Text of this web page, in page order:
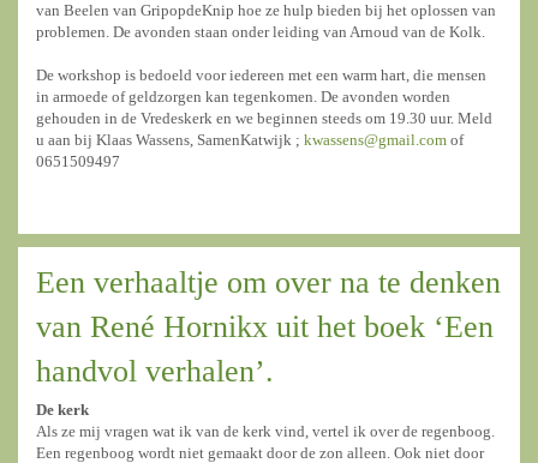
van Beelen van GripopdeKnip hoe ze hulp bieden bij het oplossen van
problemen. De avonden staan onder leiding van Arnoud van de Kolk.
De workshop is bedoeld voor iedereen met een warm hart, die mensen
in armoede of geldzorgen kan tegenkomen. De avonden worden
gehouden in de Vredeskerk en we beginnen steeds om 19.30 uur. Meld
u aan bij Klaas Wassens, SamenKatwijk ; kwassens@gmail.com of
0651509497
Een verhaaltje om over na te denken
van René Hornikx uit het boek ‘Een
handvol verhalen’.
De kerk
Als ze mij vragen wat ik van de kerk vind, vertel ik over de regenboog.
Een regenboog wordt niet gemaakt door de zon alleen. Ook niet door